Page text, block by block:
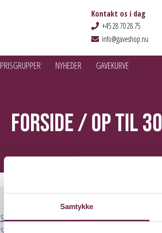
Samtykke
Kontakt os i dag
+45 28 70 28 75
info@gaveshop.nu
PRISGRUPPER NYHEDER GAVEKURVE
Forside/Op til